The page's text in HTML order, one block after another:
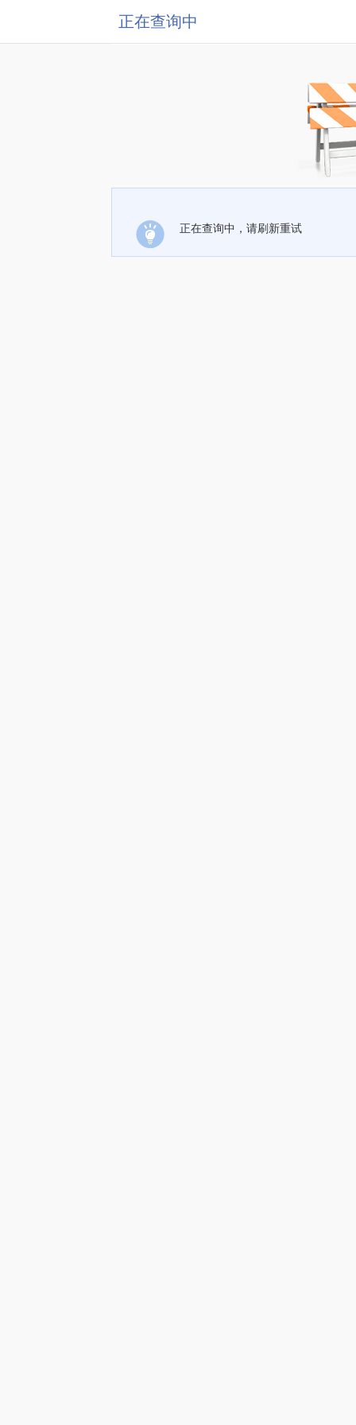
正在查询中
正在查询中，请刷新重试